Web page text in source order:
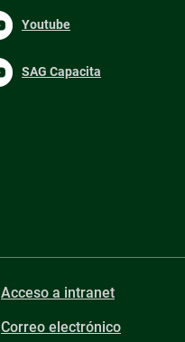
Youtube
SAG Capacita
Acceso a intranet
Correo electrónico